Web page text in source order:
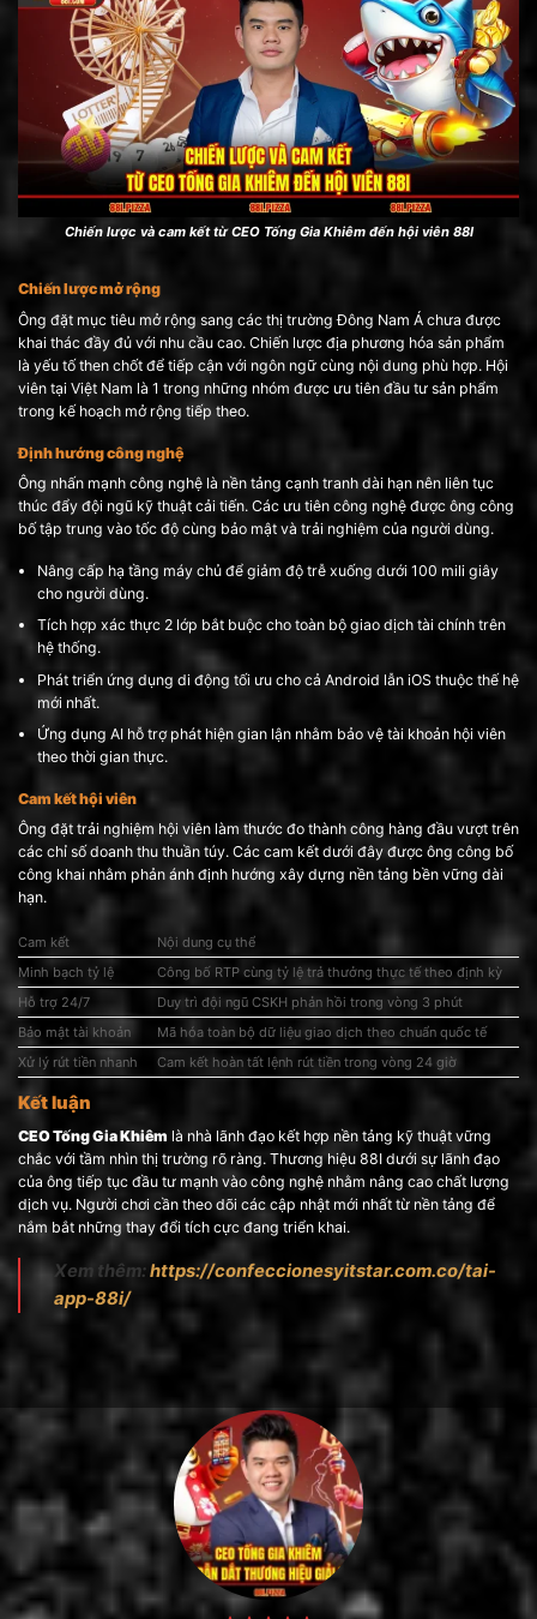
Chiến lược và cam kết từ CEO Tống Gia Khiêm đến hội viên 88I
Chiến lược mở rộng
Ông đặt mục tiêu mở rộng sang các thị trường Đông Nam Á chưa được
khai thác đầy đủ với nhu cầu cao. Chiến lược địa phương hóa sản phẩm
là yếu tố then chốt để tiếp cận với ngôn ngữ cùng nội dung phù hợp. Hội
viên tại Việt Nam là 1 trong những nhóm được ưu tiên đầu tư sản phẩm
trong kế hoạch mở rộng tiếp theo.
Định hướng công nghệ
Ông nhấn mạnh công nghệ là nền tảng cạnh tranh dài hạn nên liên tục
thúc đẩy đội ngũ kỹ thuật cải tiến. Các ưu tiên công nghệ được ông công
bố tập trung vào tốc độ cùng bảo mật và trải nghiệm của người dùng.
Nâng cấp hạ tầng máy chủ để giảm độ trễ xuống dưới 100 mili giây
cho người dùng.
Tích hợp xác thực 2 lớp bắt buộc cho toàn bộ giao dịch tài chính trên
hệ thống.
Phát triển ứng dụng di động tối ưu cho cả Android lẫn iOS thuộc thế hệ
mới nhất.
Ứng dụng AI hỗ trợ phát hiện gian lận nhằm bảo vệ tài khoản hội viên
theo thời gian thực.
Cam kết hội viên
Ông đặt trải nghiệm hội viên làm thước đo thành công hàng đầu vượt trên
các chỉ số doanh thu thuần túy. Các cam kết dưới đây được ông công bố
công khai nhằm phản ánh định hướng xây dựng nền tảng bền vững dài
hạn.
Cam kết
Nội dung cụ thể
Minh bạch tỷ lệ
Công bố RTP cùng tỷ lệ trả thưởng thực tế theo định kỳ
Hỗ trợ 24/7
Duy trì đội ngũ CSKH phản hồi trong vòng 3 phút
Bảo mật tài khoản
Mã hóa toàn bộ dữ liệu giao dịch theo chuẩn quốc tế
Xử lý rút tiền nhanh
Cam kết hoàn tất lệnh rút tiền trong vòng 24 giờ
Kết luận
CEO Tống Gia Khiêm là nhà lãnh đạo kết hợp nền tảng kỹ thuật vững
chắc với tầm nhìn thị trường rõ ràng. Thương hiệu 88I dưới sự lãnh đạo
của ông tiếp tục đầu tư mạnh vào công nghệ nhằm nâng cao chất lượng
dịch vụ. Người chơi cần theo dõi các cập nhật mới nhất từ nền tảng để
nắm bắt những thay đổi tích cực đang triển khai.
Xem thêm:https://confeccionesyitstar.com.co/tai-
app-88i/